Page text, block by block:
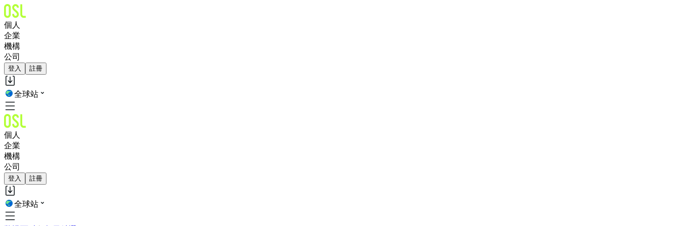
個人
企業
機構
公司
登入 註冊
全球站
個人
企業
機構
公司
登入 註冊
全球站